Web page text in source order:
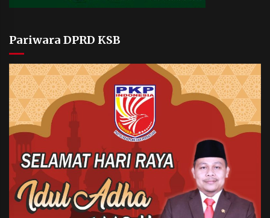
Pariwara DPRD KSB